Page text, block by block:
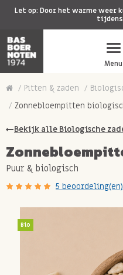
Let op: Door het warme weer
tijdens
Menu
Pitten & zaden
Zonnebloempitten
Bekijk alle Biologische
Puur & biologisch
5 beoordeling(en)
Bio